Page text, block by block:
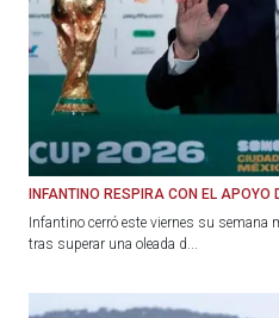
INFANTINO RESPIRA CON EL
Infantino cerró este viernes su semana
tras superar una oleada d...